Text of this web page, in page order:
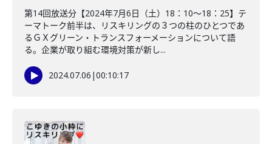
第14回放送分【2024年7月6日（土）18：10～18：25】テ
ーマトーク前半は、リスキリングの３つの柱のひとつであ
るＧＸグリーン・トランスフォーメーションについて語
る。企業が取り組む環境対策が新し...
2024.07.06 |00:10:17